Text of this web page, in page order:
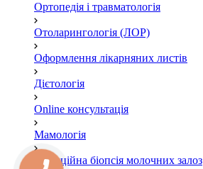
Ортопедія і травматологія
Отоларингологія (ЛОР)
Оформлення лікарняних листів
Дієтологія
Online консультація
Мамологія
Пункційна біопсія молочних залоз